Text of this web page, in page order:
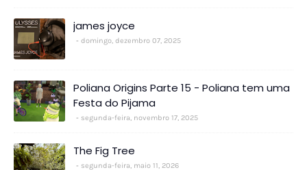
james joyce
domingo, dezembro 07, 2025
Poliana Origins Parte 15 - Poliana tem uma
Festa do Pijama
segunda-feira, novembro 17, 2025
The Fig Tree
segunda-feira, maio 11, 2026